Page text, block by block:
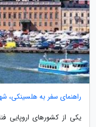
راهنمای سفر به هلسینکی،
یکی از کشورهای اروپایی